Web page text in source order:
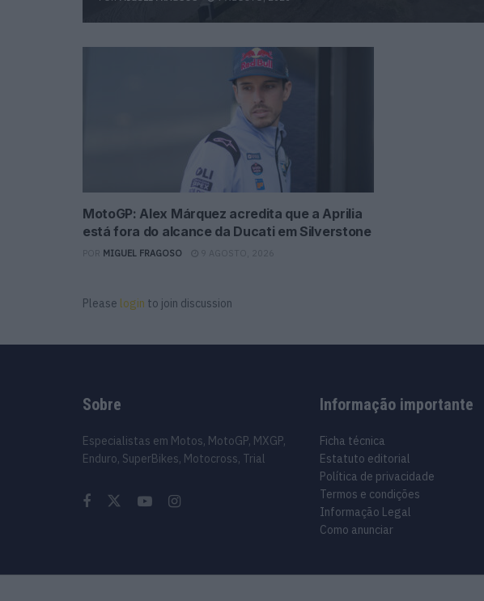
MotoGP: Alex Márquez acredita que a Aprilia
está fora do alcance da Ducati em Silverstone
MIGUEL FRAGOSO 9 AGOSTO, 2026
Please login to join discussion
Sobre
Especialistas em Motos, MotoGP, MXGP,
Enduro, SuperBikes, Motocross, Trial
Informação importante
Ficha técnica
Estatuto editorial
Política de privacidade
Termos e condições
Informação Legal
Como anunciar